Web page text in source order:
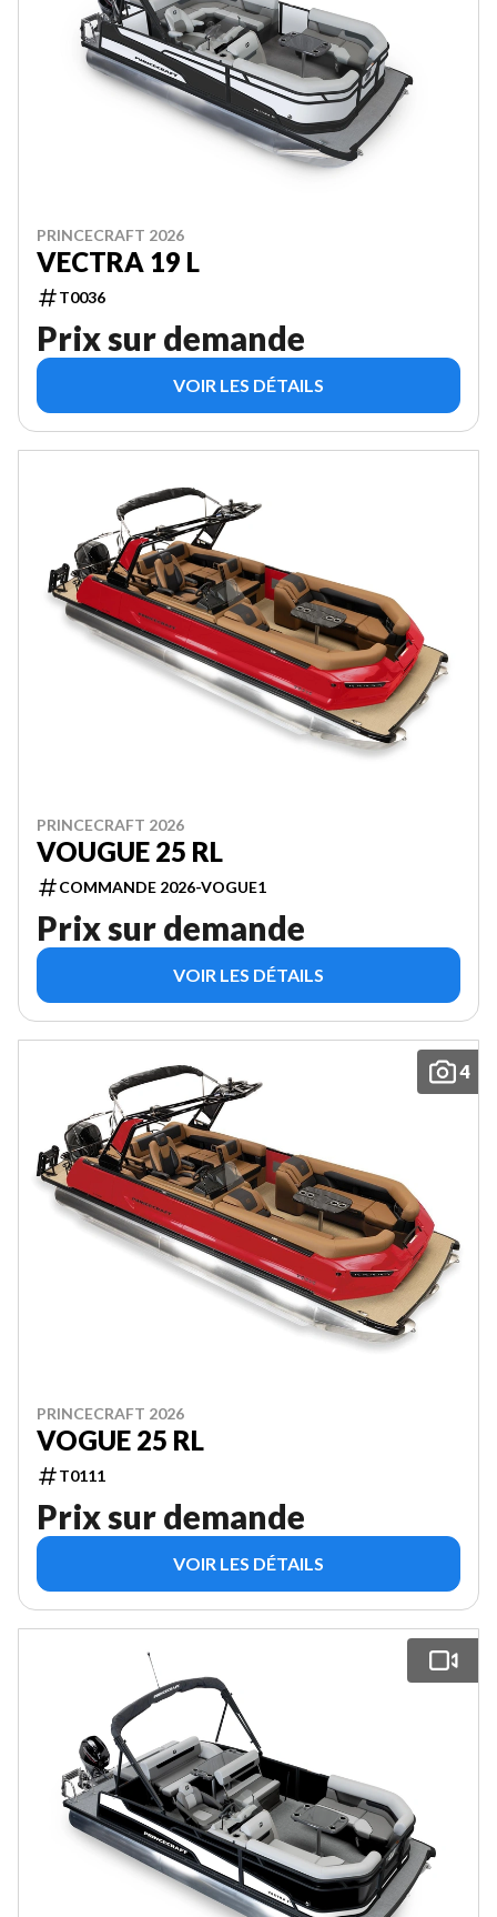
PRINCECRAFT 2026
VECTRA 19 L
T0036
Prix sur demande
VOIR LES DÉTAILS
PRINCECRAFT 2026
VOUGUE 25 RL
COMMANDE 2026-VOGUE1
Prix sur demande
VOIR LES DÉTAILS
4
PRINCECRAFT 2026
VOGUE 25 RL
T0111
Prix sur demande
VOIR LES DÉTAILS